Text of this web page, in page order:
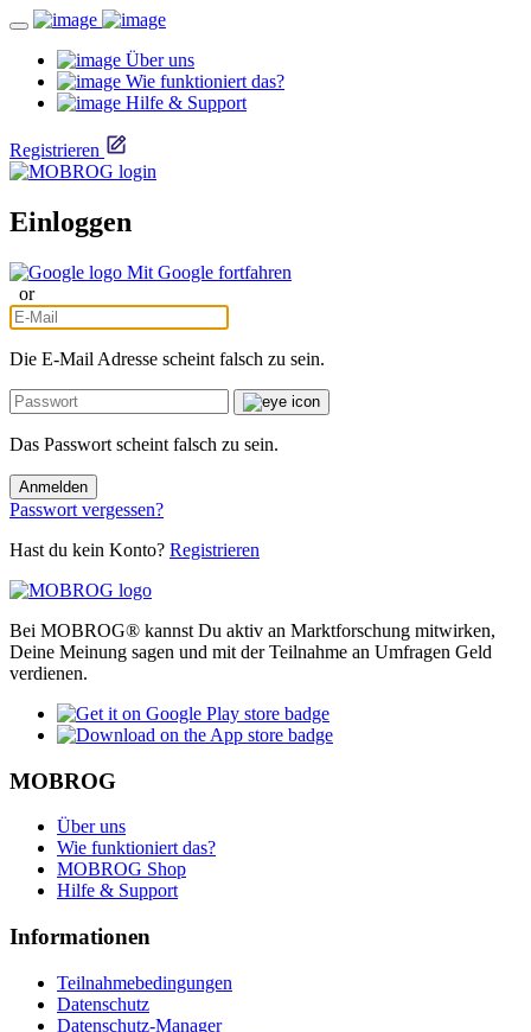
Über uns
Wie funktioniert das?
Hilfe & Support
Registrieren
Einloggen
Mit Google fortfahren
or
Die E-Mail Adresse scheint falsch zu sein.
Das Passwort scheint falsch zu sein.
Anmelden
Passwort vergessen?
Hast du kein Konto? Registrieren
Bei MOBROG® kannst Du aktiv an Marktforschung mitwirken,
Deine Meinung sagen und mit der Teilnahme an Umfragen Geld
verdienen.
MOBROG
Über uns
Wie funktioniert das?
MOBROG Shop
Hilfe & Support
Informationen
Teilnahmebedingungen
Datenschutz
Datenschutz-Manager